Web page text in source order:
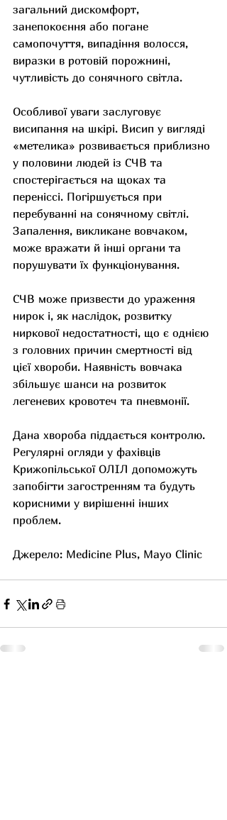
загальний дискомфорт,
занепокоєння або погане
самопочуття, випадіння волосся,
виразки в ротовій порожнині,
чутливість до сонячного світла.
Особливої уваги заслуговує
висипання на шкірі. Висип у вигляді
«метелика» розвивається приблизно
у половини людей із СЧВ та
спостерігається на щоках та
переніссі. Погіршується при
перебуванні на сонячному світлі.
Запалення, викликане вовчаком,
може вражати й інші органи та
порушувати їх функціонування.
СЧВ може призвести до ураження
нирок і, як наслідок, розвитку
ниркової недостатності, що є однією
з головних причин смертності від
цієї хвороби. Наявність вовчака
збільшує шанси на розвиток
легеневих кровотеч та пневмонії.
Дана хвороба піддається контролю.
Регулярні огляди у фахівців
Крижопільської ОЛІЛ допоможуть
запобігти загостренням та будуть
корисними у вирішенні інших
проблем.
Джерело: Medicine Plus, Mayo Clinic